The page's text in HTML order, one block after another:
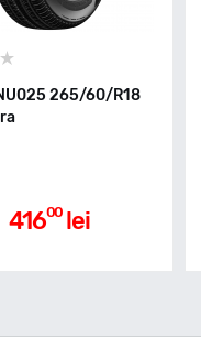
265/60/R18
41600 lei